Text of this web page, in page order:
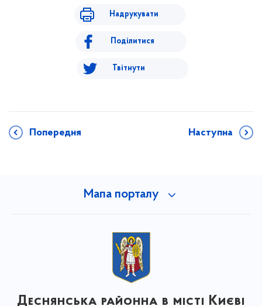
Надрукувати
Поділитися
Твітнути
Попередня Наступна
Мапа порталу
Деснянська районна в місті Києві